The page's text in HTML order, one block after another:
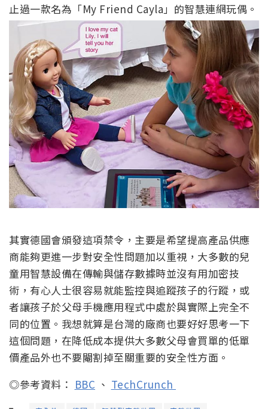
止過一款名為「My Friend Cayla」的智慧連網玩偶。
其實德國會頒發這項禁令，主要是希望提高產品供應
商能夠更進一步對安全性問題加以重視，大多數的兒
童用智慧設備在傳輸與儲存數據時並沒有用加密技
術，有心人士很容易就能監控與追蹤孩子的行蹤，或
者讓孩子於父母手機應用程式中處於與實際上完全不
同的位置。我想就算是台灣的廠商也要好好思考一下
這個問題，在降低成本提供大多數父母會買單的低單
價產品外也不要閹割掉至關重要的安全性方面。
◎參考資料： BBC 、 TechCrunch